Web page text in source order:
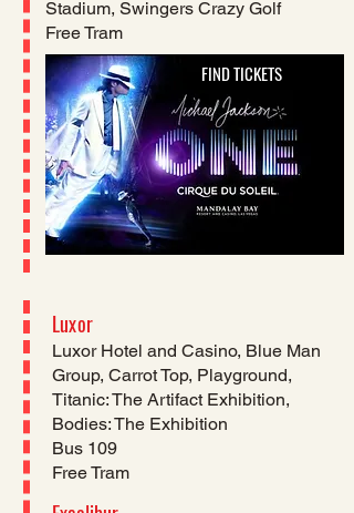
Stadium, Swingers Crazy Golf
Free Tram
FIND TICKETS
Luxor
​Luxor Hotel and Casino, Blue Man
Group, Carrot Top, Playground,
Titanic: The Artifact Exhibition,
Bodies: The Exhibition
Bus 109
Free Tram